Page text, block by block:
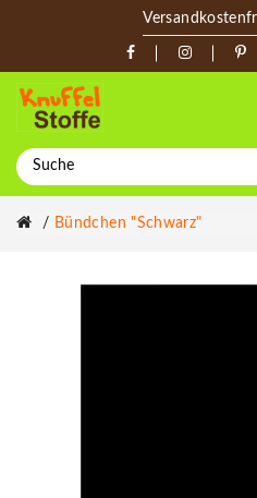
Bündchen "schwarz"